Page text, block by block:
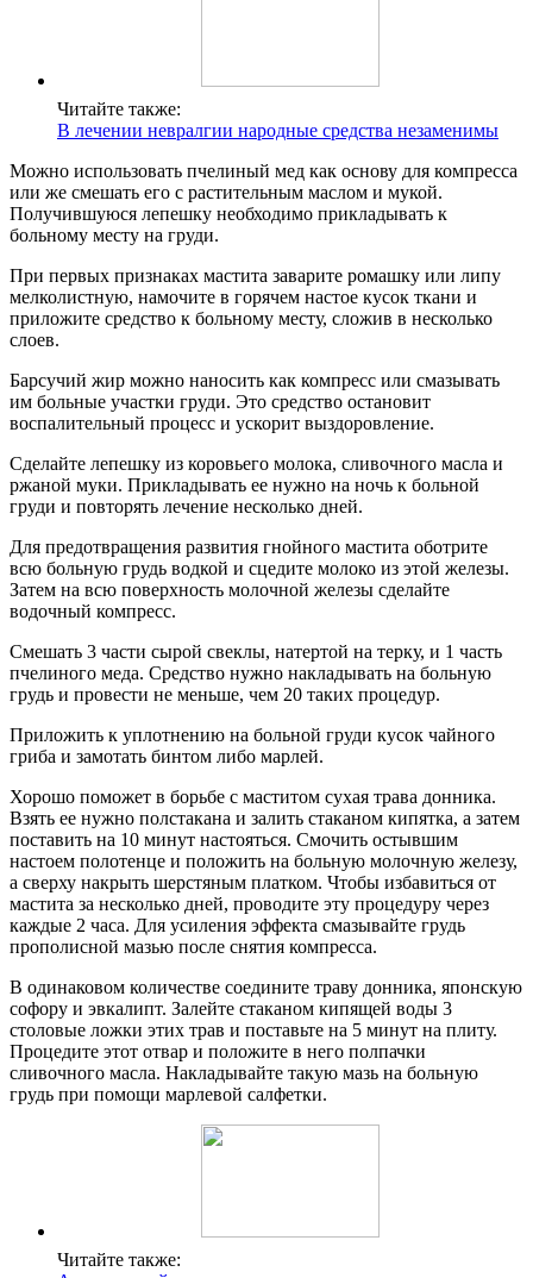
Читайте также:
В лечении невралгии народные средства незаменимы
Можно использовать пчелиный мед как основу для компресса
или же смешать его с растительным маслом и мукой.
Получившуюся лепешку необходимо прикладывать к
больному месту на груди.
При первых признаках мастита заварите ромашку или липу
мелколистную, намочите в горячем настое кусок ткани и
приложите средство к больному месту, сложив в несколько
слоев.
Барсучий жир можно наносить как компресс или смазывать
им больные участки груди. Это средство остановит
воспалительный процесс и ускорит выздоровление.
Сделайте лепешку из коровьего молока, сливочного масла и
ржаной муки. Прикладывать ее нужно на ночь к больной
груди и повторять лечение несколько дней.
Для предотвращения развития гнойного мастита оботрите
всю больную грудь водкой и сцедите молоко из этой железы.
Затем на всю поверхность молочной железы сделайте
водочный компресс.
Смешать 3 части сырой свеклы, натертой на терку, и 1 часть
пчелиного меда. Средство нужно накладывать на больную
грудь и провести не меньше, чем 20 таких процедур.
Приложить к уплотнению на больной груди кусок чайного
гриба и замотать бинтом либо марлей.
Хорошо поможет в борьбе с маститом сухая трава донника.
Взять ее нужно полстакана и залить стаканом кипятка, а затем
поставить на 10 минут настояться. Смочить остывшим
настоем полотенце и положить на больную молочную железу,
а сверху накрыть шерстяным платком. Чтобы избавиться от
мастита за несколько дней, проводите эту процедуру через
каждые 2 часа. Для усиления эффекта смазывайте грудь
прополисной мазью после снятия компресса.
В одинаковом количестве соедините траву донника, японскую
софору и эвкалипт. Залейте стаканом кипящей воды 3
столовые ложки этих трав и поставьте на 5 минут на плиту.
Процедите этот отвар и положите в него полпачки
сливочного масла. Накладывайте такую мазь на больную
грудь при помощи марлевой салфетки.
Читайте также: